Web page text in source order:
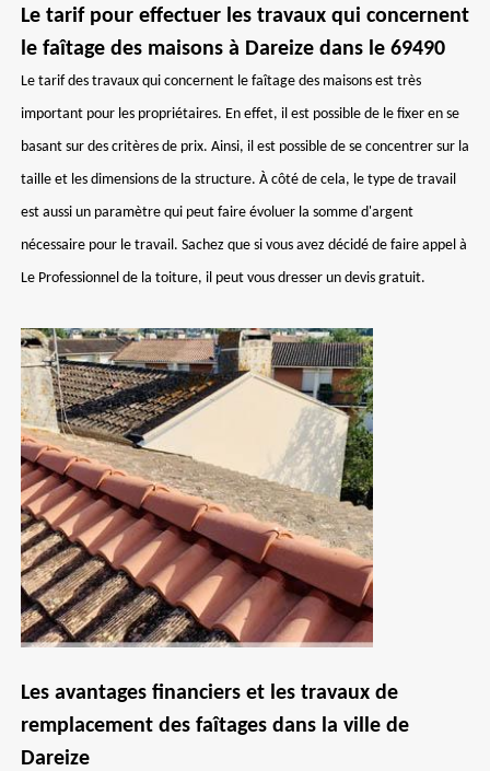
Le tarif pour effectuer les travaux qui concernent
le faîtage des maisons à Dareize dans le 69490
Le tarif des travaux qui concernent le faîtage des maisons est très
important pour les propriétaires. En effet, il est possible de le fixer en se
basant sur des critères de prix. Ainsi, il est possible de se concentrer sur la
taille et les dimensions de la structure. À côté de cela, le type de travail
est aussi un paramètre qui peut faire évoluer la somme d'argent
nécessaire pour le travail. Sachez que si vous avez décidé de faire appel à
Le Professionnel de la toiture, il peut vous dresser un devis gratuit.
Les avantages financiers et les travaux de
remplacement des faîtages dans la ville de
Dareize